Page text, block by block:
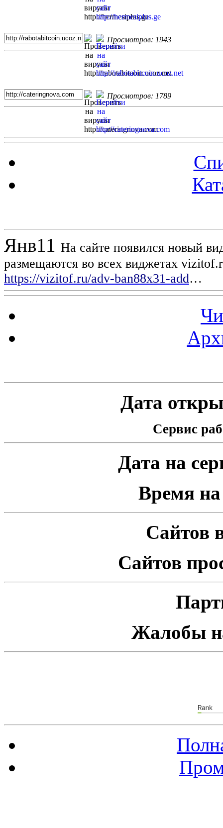
Просмотров: 1943
Просмотров: 1789
Янв11 На сайте появился новый
размещаются во всех виджетах
https://vizitof.ru/adv-ban88x31-add…
Дата
Сервис
Дата на
Время на
Сайтов
Сайтов
Жалобы